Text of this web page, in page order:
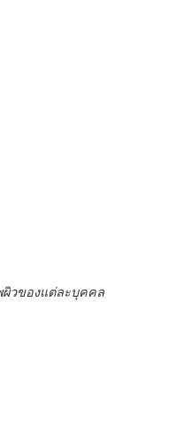
วของแต่ละบุคคล